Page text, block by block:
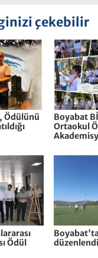
çekebilir
Ödülünü
Boyabat
Ortaokul
Ödül
düzenlendi